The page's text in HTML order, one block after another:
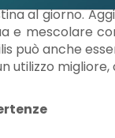
al giorno.
e mescolare
può anche
utilizzo